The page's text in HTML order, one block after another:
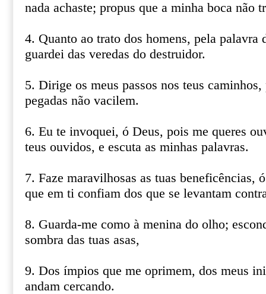
nada achaste; propus que a minha boca não
4. Quanto ao trato dos homens, pela palavra
guardei das veredas do destruidor.
5. Dirige os meus passos nos teus caminhos,
pegadas não vacilem.
6. Eu te invoquei, ó Deus, pois me queres
teus ouvidos, e escuta as minhas palavras.
7. Faze maravilhosas as tuas beneficências,
que em ti confiam dos que se levantam
8. Guarda-me como à menina do olho;
sombra das tuas asas,
9. Dos ímpios que me oprimem, dos meus
andam cercando.